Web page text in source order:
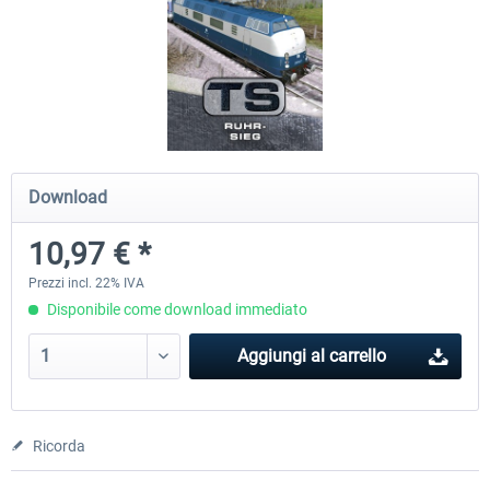
RWA Railjet Advanced
40,62 € *
Koeblitzer Mountain Route 3
Download
10,97 € *
Prezzi incl. 22% IVA
Disponibile come download immediato
Aggiungi al carrello
Ricorda